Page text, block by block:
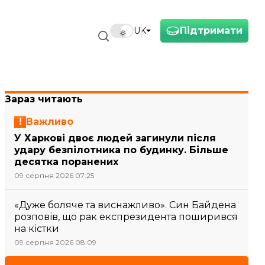
Підтримати
UK
Зараз читають
Важливо
У Харкові двоє людей загинули після
удару безпілотника по будинку. Більше
десятка поранених
09 серпня 2026 07:25
«Дуже боляче та виснажливо». Син Байдена
розповів, що рак експрезидента поширився
на кістки
09 серпня 2026 08:09